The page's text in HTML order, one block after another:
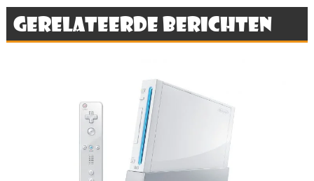
Gerelateerde berichten